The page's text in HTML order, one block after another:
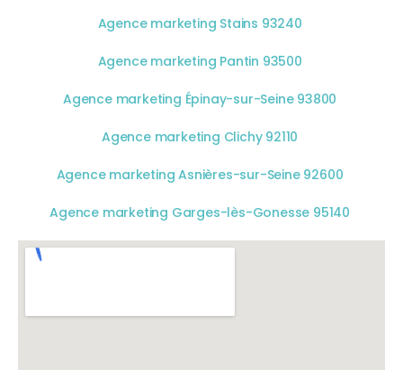
Agence marketing Stains 93240
Agence marketing Pantin 93500
Agence marketing Épinay-sur-Seine 93800
Agence marketing Clichy 92110
Agence marketing Asnières-sur-Seine 92600
Agence marketing Garges-lès-Gonesse 95140